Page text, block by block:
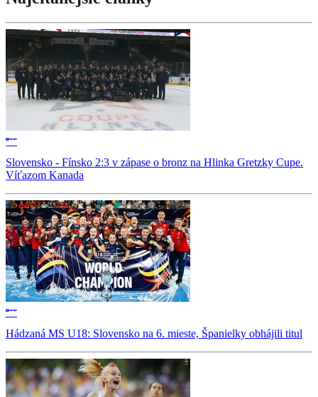
Slovensko - Fínsko 2:3 v zápase o bronz na Hlinka Gretzky Cupe.
Víťazom Kanada
Hádzaná MS U18: Slovensko na 6. mieste, Španielky obhájili titul